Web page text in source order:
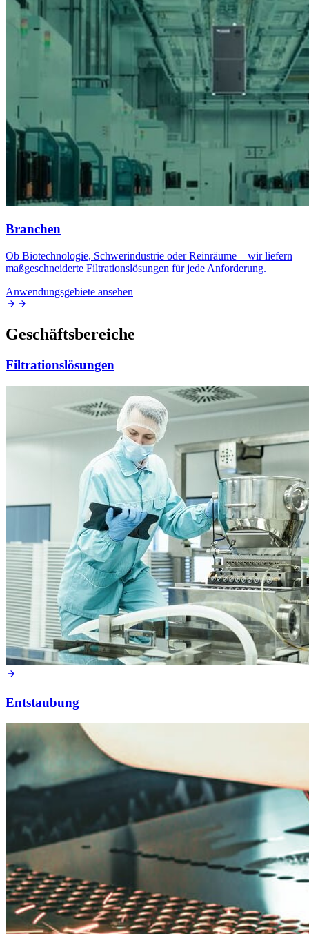
Branchen
Ob Biotechnologie, Schwerindustrie oder Reinräume – wir liefern
maßgeschneiderte Filtrationslösungen für jede Anforderung.
Anwendungsgebiete ansehen
Geschäftsbereiche
Filtrationslösungen
Entstaubung